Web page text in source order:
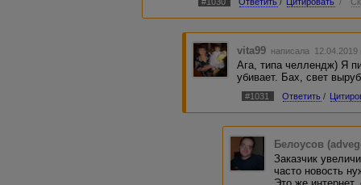
vita99 написала
Ага, типа челлендж) Я
убивает. Бах, свет
#1031 Ответить /
Белоусов
Заказчик
часто новость